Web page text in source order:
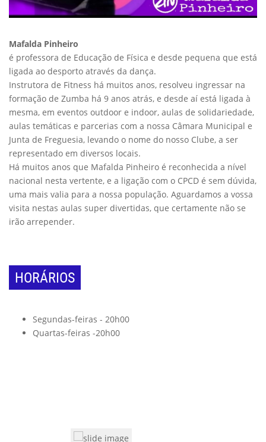
Mafalda Pinheiro
é professora de Educação de Física e desde pequena que está
ligada ao desporto através da dança.
Instrutora de Fitness há muitos anos, resolveu ingressar na
formação de Zumba há 9 anos atrás, e desde aí está ligada à
mesma, em eventos outdoor e indoor, aulas de solidariedade,
aulas temáticas e parcerias com a nossa Câmara Municipal e
Junta de Freguesia, levando o nome do nosso Clube, a ser
representado em diversos locais.
Há muitos anos que Mafalda Pinheiro é reconhecida a nível
nacional nesta vertente, e a ligação com o CPCD é sem dúvida,
uma mais valia para a nossa população. Aguardamos a vossa
visita nestas aulas super divertidas, que certamente não se
irão arrepender.
HORÁRIOS
Segundas-feiras - 20h00
Quartas-feiras -20h00